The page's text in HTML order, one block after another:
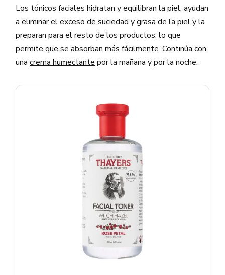
Los tónicos faciales hidratan y equilibran la piel, ayudan
a eliminar el exceso de suciedad y grasa de la piel y la
preparan para el resto de los productos, lo que
permite que se absorban más fácilmente. Continúa con
unacrema humectante por la mañana y por la noche.